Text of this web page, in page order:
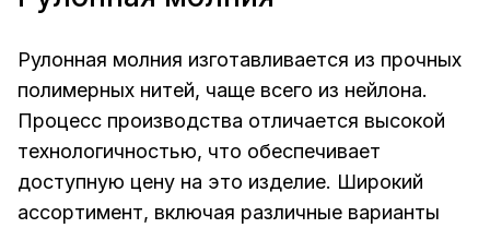
Рулонная молния изготавливается из прочных
полимерных нитей, чаще всего из нейлона.
Процесс производства отличается высокой
технологичностью, что обеспечивает
доступную цену на это изделие. Широкий
ассортимент, включая различные варианты